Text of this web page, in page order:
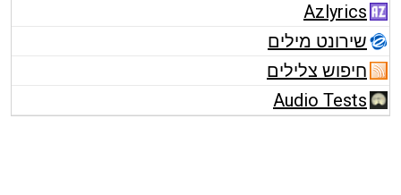
Azlyrics
שירונט מילים
חיפוש צלילים
Audio Tests